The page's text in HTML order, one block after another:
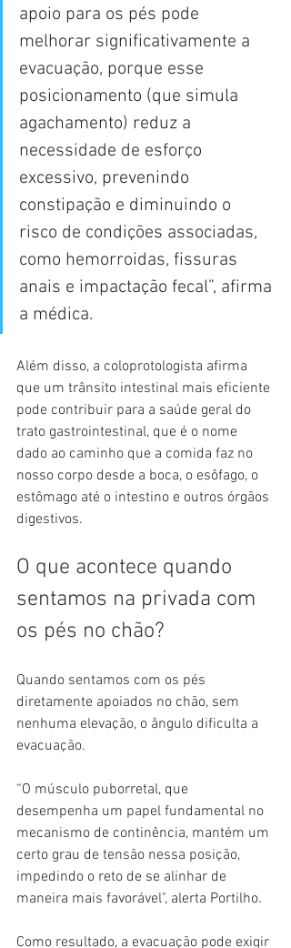
apoio para os pés pode
melhorar significativamente a
evacuação, porque esse
posicionamento (que simula
agachamento) reduz a
necessidade de esforço
excessivo, prevenindo
constipação e diminuindo o
risco de condições associadas,
como hemorroidas, fissuras
anais e impactação fecal”, afirma
a médica.
Além disso, a coloprotologista afirma
que um trânsito intestinal mais eficiente
pode contribuir para a saúde geral do
trato gastrointestinal, que é o nome
dado ao caminho que a comida faz no
nosso corpo desde a boca, o esôfago, o
estômago até o intestino e outros órgãos
digestivos.
O que acontece quando
sentamos na privada com
os pés no chão?
Quando sentamos com os pés
diretamente apoiados no chão, sem
nenhuma elevação, o ângulo dificulta a
evacuação.
“O músculo puborretal, que
desempenha um papel fundamental no
mecanismo de continência, mantém um
certo grau de tensão nessa posição,
impedindo o reto de se alinhar de
maneira mais favorável", alerta Portilho.
Como resultado, a evacuação pode exigir